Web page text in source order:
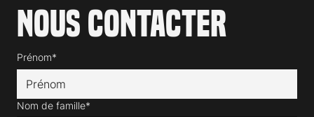
Nous contacter
Prénom*
Nom de famille*